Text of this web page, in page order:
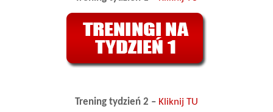
Trening tydzień 2 – Kliknij TU